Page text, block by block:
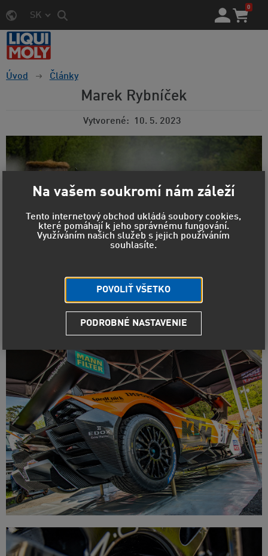
SK
0
Úvod Články
Marek Rybníček
Vytvorené 10. 5. 2023
Na vašem soukromí nám záleží
Tento internetový obchod ukládá soubory cookies,
které pomáhají k jeho správnému fungování.
Využíváním našich služeb s jejich používáním
souhlasíte.
POVOLIŤ VŠETKO
PODROBNÉ NASTAVENIE